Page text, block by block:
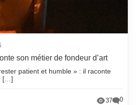
son métier de fondeur d’art
patient et humble » : il raconte
[…]
37 0